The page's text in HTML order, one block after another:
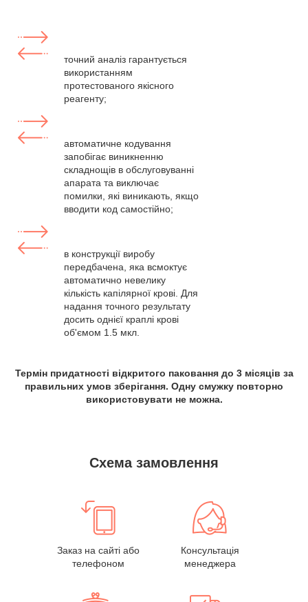
точний аналіз гарантується
використанням
протестованого якісного
реагенту;
автоматичне кодування
запобігає виникненню
складнощів в обслуговуванні
апарата та виключає
помилки, які виникають, якщо
вводити код самостійно;
в конструкції виробу
передбачена, яка всмоктує
автоматично невелику
кількість капілярної крові. Для
надання точного результату
досить однієї краплі крові
об'ємом 1.5 мкл.
Термін придатності відкритого паковання до 3 місяців за
правильних умов зберігання. Одну смужку повторно
використовувати не можна.
Схема замовлення
Заказ на сайті або
телефоном
Консультація
менеджера